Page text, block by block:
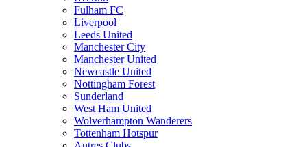
Fulham FC
Liverpool
Leeds United
Manchester City
Manchester United
Newcastle United
Nottingham Forest
Sunderland
West Ham United
Wolverhampton Wanderers
Tottenham Hotspur